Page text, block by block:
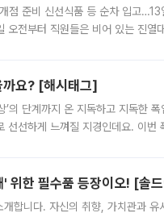
점 준비 신선식품 등 순차 입고
오전부터 직원들은 비어 있는 진열
까요? [해시태그]
’의 단계까지 온 지독하고 지독한
선하게 느껴질 지경인데요. 이번
위한 필수품 등장이오! [솔
개합니다. 자신의 취향, 가치관과